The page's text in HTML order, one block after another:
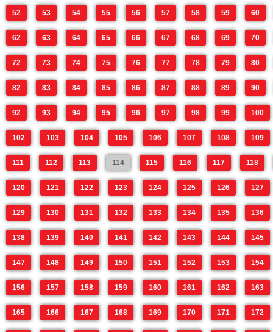
52 53 54 55 56 57 58 59 60
62 63 64 65 66 67 68 69 70
72 73 74 75 76 77 78 79 80
82 83 84 85 86 87 88 89 90
92 93 94 95 96 97 98 99 100
102 103 104 105 106 107 108 109
111 112 113 114 115 116 117 118
120 121 122 123 124 125 126 127
129 130 131 132 133 134 135 136
138 139 140 141 142 143 144 145
147 148 149 150 151 152 153 154
156 157 158 159 160 161 162 163
165 166 167 168 169 170 171 172